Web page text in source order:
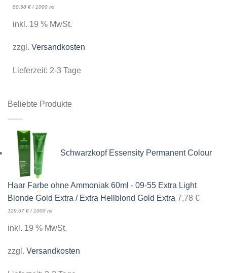
80,58 €/ 1000 ml
inkl. 19 % MwSt.
zzgl. Versandkosten
Lieferzeit: 2-3 Tage
Beliebte Produkte
Schwarzkopf Essensity Permanent Colour
Haar Farbe ohne Ammoniak 60ml - 09-55 Extra Light
Blonde Gold Extra / Extra Hellblond Gold Extra 7,78 €
129,67 € / 1000 ml
inkl. 19 % MwSt.
zzgl. Versandkosten